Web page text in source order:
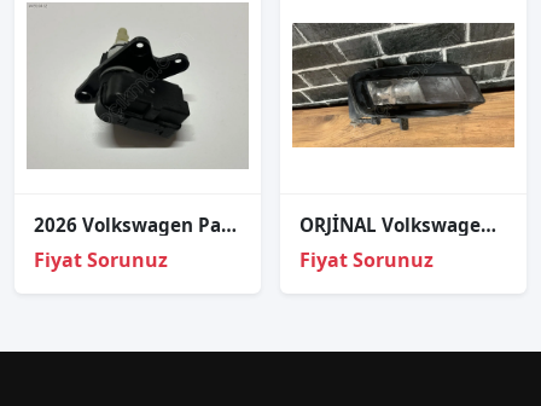
2026 Volkswagen Passat Far Ayar Motoru 92002786
Fiyat Sorunuz
ORJİNAL Volkswagen Golf 7 Sağ Sis Farı 2013-2017
Fiyat Sorunuz